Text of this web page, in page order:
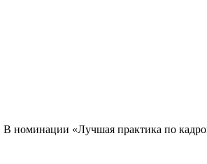
В номинации «Лучшая практика по